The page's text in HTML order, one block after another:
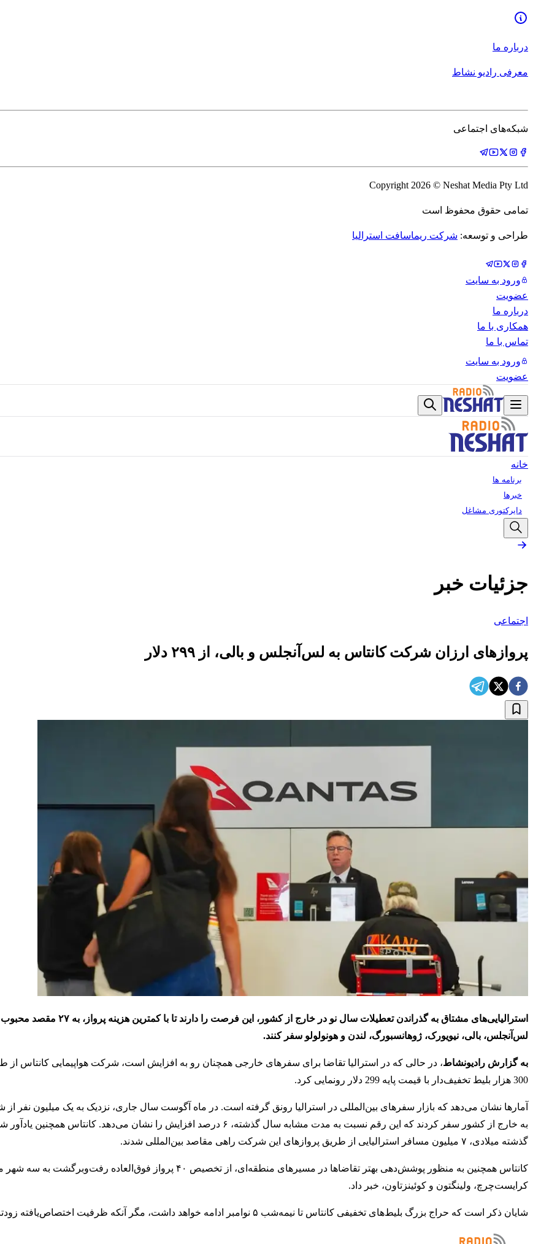
درباره ما
معرفی رادیو نشاط
شبکه‌های اجتماعی
Copyright 2026 © Neshat Media Pty Ltd
تمامی حقوق محفوظ است
طراحی و توسعه: شرکت ریماسافت استرالیا
ورود به سایت
عضویت
درباره ما
همکاری با ما
تماس با ما
ورود به سایت
عضویت
خانه
برنامه ها
خبرها
دایرکتوری مشاغل
جزئیات خبر
اجتماعی
پروازهای ارزان شرکت کانتاس به لس‌آنجلس و بالی، از ۲۹۹ دلار
استرالیایی‌های مشتاق به گذراندن تعطیلات سال نو در خارج از کشور،
لس‌آنجلس، بالی، نیویورک، ژوهانسبورگ، لندن و هونولولو سفر کنند.
به گزارش رادیونشاط، در حالی که در استرالیا تقاضا برای سفرهای خارجی همچنان رو به افزایش است، شرکت هواپیمایی کانتاس
300 هزار بلیط‌ تخفیف‌دار با قیمت پایه 299 دلار رونمایی کرد.
آمارها نشان می‌دهد که بازار سفرهای بین‌المللی در استرالیا رونق گرفته است. در ماه آگوست سال جاری، نزدیک به یک میلیون نفر از
به خارج از کشور سفر کردند که این رقم نسبت به مدت مشابه سال گذشته، ۶ درصد افزایش را نشان می‌دهد. کانتاس
گذشته میلادی، ۷ میلیون مسافر استرالیایی از طریق پروازهای این شرکت راهی مقاصد بین‌المللی شدند.
کانتاس همچنین به منظور پوشش‌دهی بهتر تقاضاها در مسیرهای منطقه‌ای، از تخصیص ۴۰ پرواز
کرایست‌چرچ، ولینگتون و کوئینزتاون، خبر داد.
شایان ذکر است که حراج بزرگ بلیط‌های تخفیفی کانتاس تا نیمه‌شب ۵ نوامبر ادامه خواهد داشت، مگر آنکه ظرفیت اختصاص‌یافته زودتر به اتمام برسد.